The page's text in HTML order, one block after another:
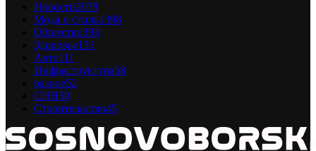
Новости2078
Мода и стиль1398
Общество393
Здоровье131
Авто111
Инфраструктура58
разное52
СНН50
Строительство45